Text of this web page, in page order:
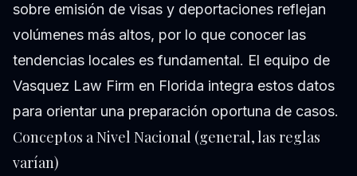
sobre emisión de visas y deportaciones reflejan
volúmenes más altos, por lo que conocer las
tendencias locales es fundamental. El equipo de
Vasquez Law Firm en Florida integra estos datos
para orientar una preparación oportuna de casos.
Conceptos a Nivel Nacional (general, las reglas
varían)